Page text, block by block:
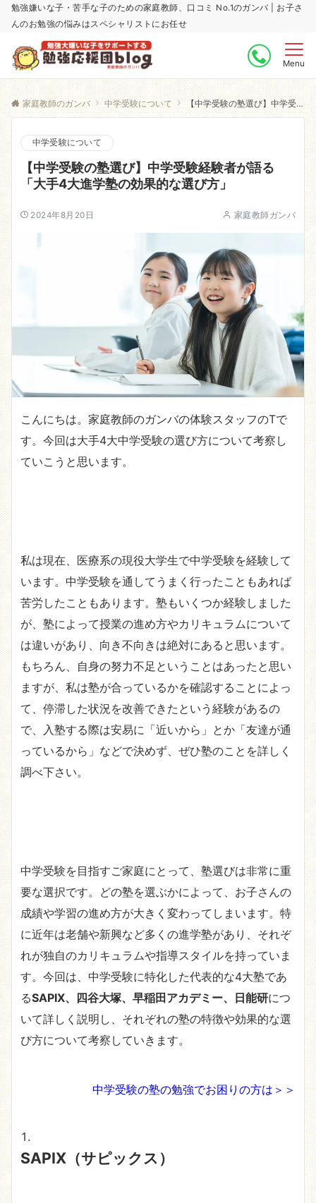
勉強嫌いな子・苦手な子のための家庭教師、口コミ No.1のガンバ | お子さ
んのお勉強の悩みはスペシャリストにお任せ
Menu
家庭教師のガンバ 中学受験について 【中学受験の塾選び】中学受験経験者が語る「大手4大進学塾の効果的な選び方」
中学受験について
【中学受験の塾選び】中学受験経験者が語る
「大手4大進学塾の効果的な選び方」
2024年8月20日 家庭教師ガンバ
こんにちは。家庭教師のガンバの体験スタッフのTで
す。今回は大手4大中学受験の選び方について考察し
ていこうと思います。
私は現在、医療系の現役大学生で中学受験を経験して
います。中学受験を通してうまく行ったこともあれば
苦労したこともあります。塾もいくつか経験しました
が、塾によって授業の進め方やカリキュラムについて
は違いがあり、向き不向きは絶対にあると思います。
もちろん、自身の努力不足ということはあったと思い
ますが、私は塾が合っているかを確認することによっ
て、停滞した状況を改善できたという経験があるの
で、入塾する際は安易に「近いから」とか「友達が通
っているから」などで決めず、ぜひ塾のことを詳しく
調べ下さい。
中学受験を目指すご家庭にとって、塾選びは非常に重
要な選択です。どの塾を選ぶかによって、お子さんの
成績や学習の進め方が大きく変わってしまいます。特
に近年は老舗や新興など多くの進学塾があり、それぞ
れが独自のカリキュラムや指導スタイルを持っていま
す。今回は、中学受験に特化した代表的な4大塾であ
るSAPIX、四谷大塚、早稲田アカデミー、日能研につ
いて詳しく説明し、それぞれの塾の特徴や効果的な選
び方について考察していきます。
中学受験の塾の勉強でお困りの方は＞＞
SAPIX（サピックス）